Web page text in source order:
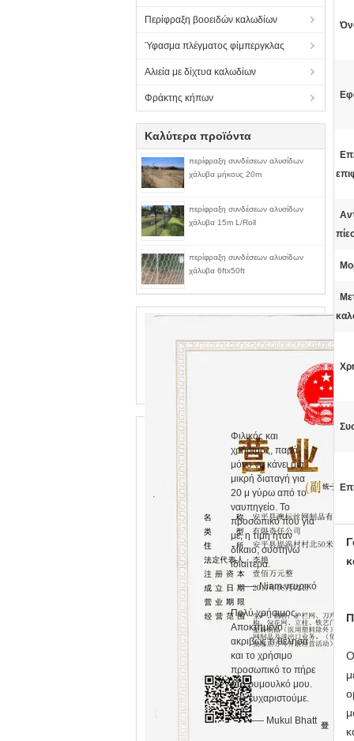
Περίφραξη βοοειδών καλωδίων
Ύφασμα πλέγματος φίμπεργκλας
Αλιεία με δίχτυα καλωδίων
Φράκτης κήπων
Καλύτερα προϊόντα
περίφραξη συνδέσεων αλυσίδων
χάλυβα μήκους 20m
περίφραξη συνδέσεων αλυσίδων
χάλυβα 15m L/Roll
περίφραξη συνδέσεων αλυσίδων
χάλυβα 6ftx50ft
Φιλικός και
χρήσιμος, παρά
μόνο να κάνει μια
μικρή διαταγή για
20 μ γύρω από το
ναυπηγείο. Το
προσωπικό που για
με, η τιμή ήταν
δίκαιο, συστήνω
ιδιαίτερα.
—— Niam νευρικό
Πολύ χρήσιμος.
Αποκτημένο
ακριβώς τι θέλησα
και το χρήσιμο
προσωπικό το πήρε
στο ρυμουλκό μου.
Σας ευχαριστούμε.
—— Mukul Bhatt
Ο